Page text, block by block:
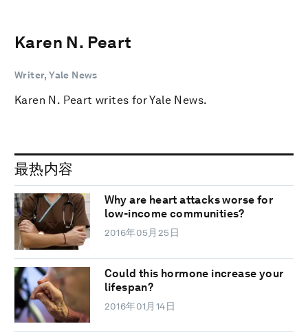
Karen N. Peart
Writer, Yale News
Karen N. Peart writes for Yale News.
最热内容
Why are heart attacks worse for
low-income communities?
2016年05月25日
Could this hormone increase your
lifespan?
2016年01月14日